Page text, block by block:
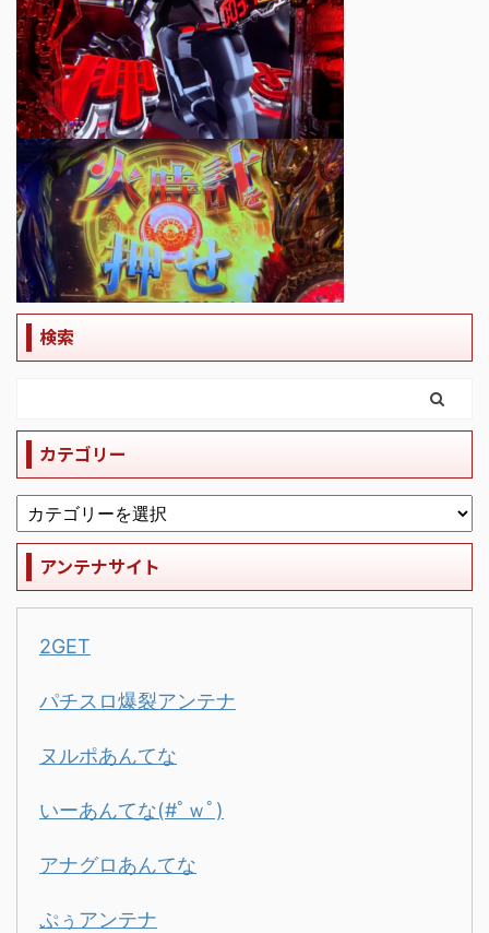
検索
カテゴリー
アンテナサイト
2GET
パチスロ爆裂アンテナ
ヌルポあんてな
いーあんてな(#ﾟｗﾟ)
アナグロあんてな
ぷぅアンテナ